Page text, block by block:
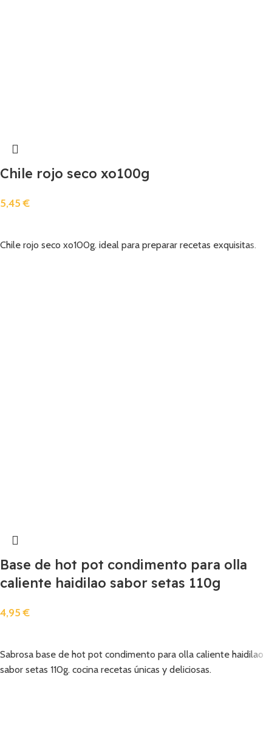
Chile rojo seco xo100g
5,45€
Chile rojo seco xo100g. ideal para preparar recetas exquisitas.
Base de hot pot condimento para olla
caliente haidilao sabor setas 110g
4,95€
Sabrosa base de hot pot condimento para olla caliente haidilao
sabor setas 110g. cocina recetas únicas y deliciosas.